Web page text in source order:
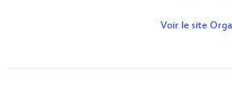
Voir le site